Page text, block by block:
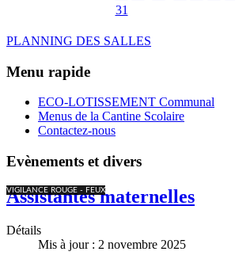
31
PLANNING DES SALLES
Menu rapide
ECO-LOTISSEMENT Communal
Menus de la Cantine Scolaire
Contactez-nous
Evènements et divers
VIGILANCE ROUGE - FEUX
Assistantes maternelles
Détails
Mis à jour : 2 novembre 2025